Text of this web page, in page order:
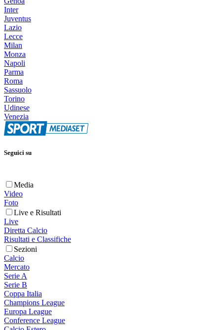
Inter
Juventus
Lazio
Lecce
Milan
Monza
Napoli
Parma
Roma
Sassuolo
Torino
Udinese
Venezia
Seguici su
Media
Video
Foto
Live e Risultati
Live
Diretta Calcio
Risultati e Classifiche
Sezioni
Calcio
Mercato
Serie A
Serie B
Coppa Italia
Champions League
Europa League
Conference League